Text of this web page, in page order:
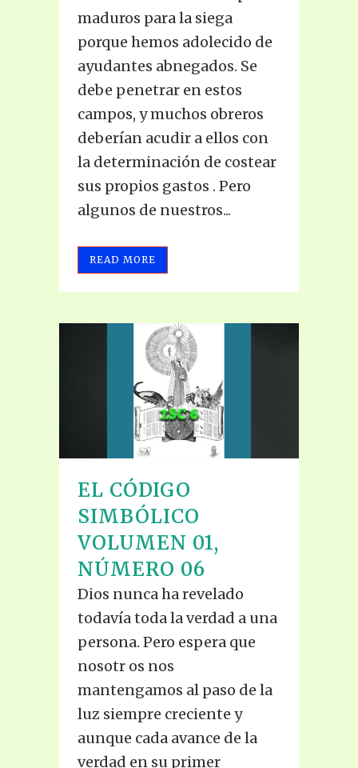
maduros para la siega
porque hemos adolecido de
ayudantes abnegados. Se
debe penetrar en estos
campos, y muchos obreros
deberían acudir a ellos con
la determinación de costear
sus propios gastos . Pero
algunos de nuestros...
READ MORE
EL CÓDIGO
SIMBÓLICO
VOLUMEN 01,
NÚMERO 06
Dios nunca ha revelado
todavía toda la verdad a una
persona. Pero espera que
nosotr os nos
mantengamos al paso de la
luz siempre creciente y
aunque cada avance de la
verdad en su primer